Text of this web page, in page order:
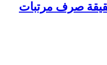
صرف مرتبات